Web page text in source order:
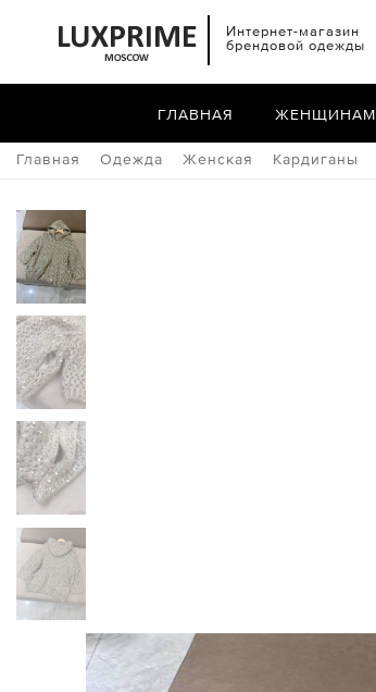
Интернет-магазин
брендовой одежды
ГЛАВНАЯ ЖЕНЩИНАМ
Главная Одежда Женская Кардиганы